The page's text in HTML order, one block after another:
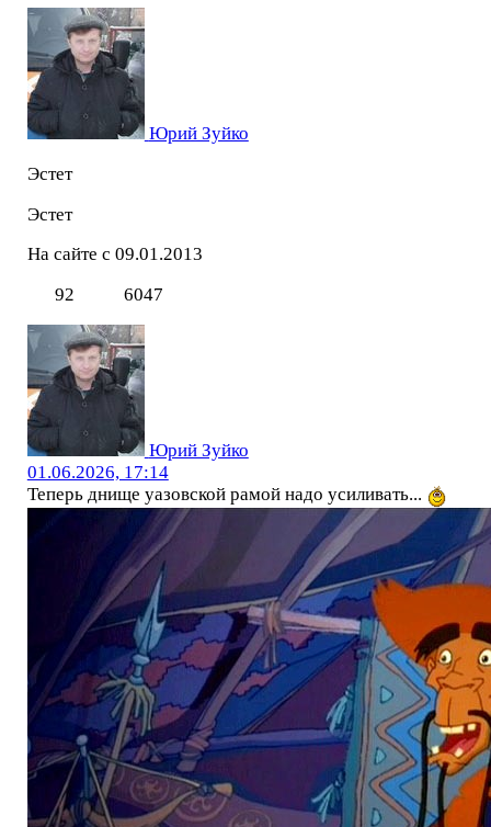
Юрий Зуйко
Эстет
Эстет
На сайте с 09.01.2013
92
6047
Юрий Зуйко
01.06.2026, 17:14
Теперь днище уазовской рамой надо усиливать...